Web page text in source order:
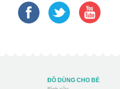
ĐỒ DÙNG CHO BÉ